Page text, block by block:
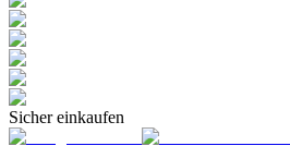
Sicher einkaufen